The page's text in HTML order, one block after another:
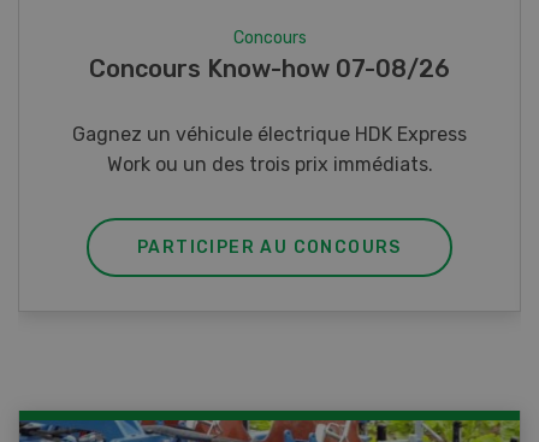
Photo mystère 07-08/26
Gagnez l’un des cinq couteaux de poche LANDI
PARTICIPER AU CONCOURS